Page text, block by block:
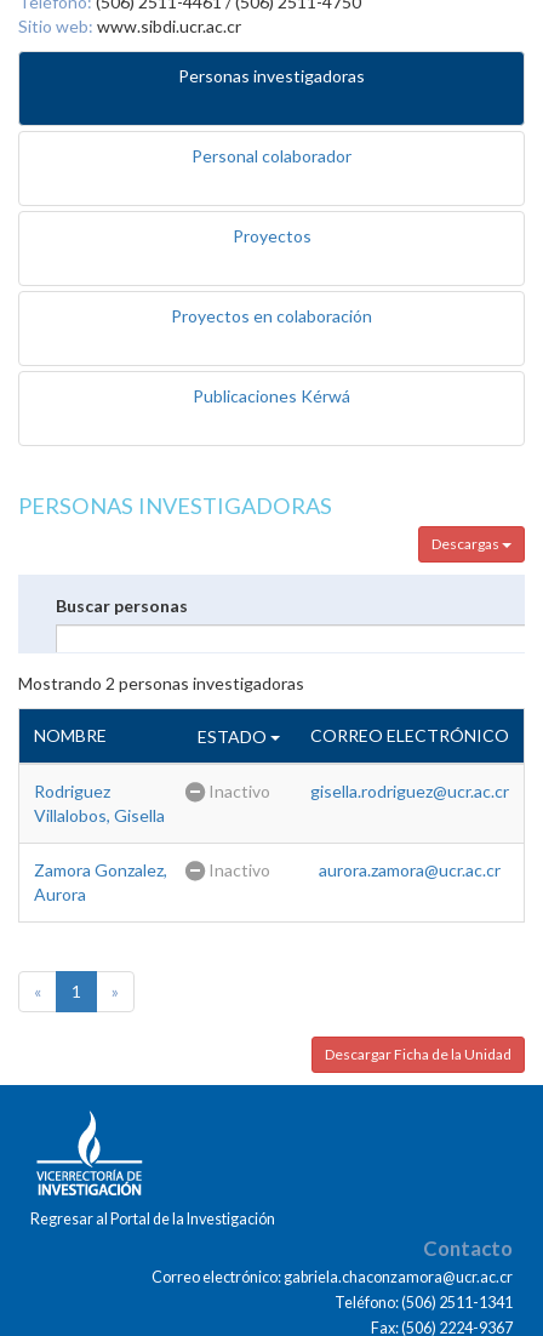
Sitio web: www.sibdi.ucr.ac.cr
Personas investigadoras
Personal colaborador
Proyectos
Proyectos en colaboración
Publicaciones Kérwá
PERSONAS INVESTIGADORAS
Descargas
Buscar personas
Mostrando 2 personas investigadoras
NOMBRE ESTADO CORREO ELECTRÓNICO
Rodriguez
Villalobos, Gisella
Inactivo gisella.rodriguez@ucr.ac.cr
Zamora Gonzalez,
Aurora
Inactivo aurora.zamora@ucr.ac.cr
« 1 »
Descargar Ficha de la Unidad
Regresar al Portal de la Investigación
Contacto
Correo electrónico: gabriela.chaconzamora@ucr.ac.cr
Teléfono: (506) 2511-1341
Fax: (506) 2224-9367